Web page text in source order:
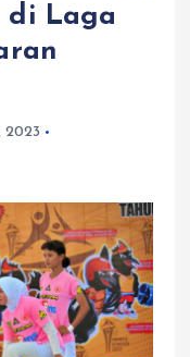
di Laga
2023